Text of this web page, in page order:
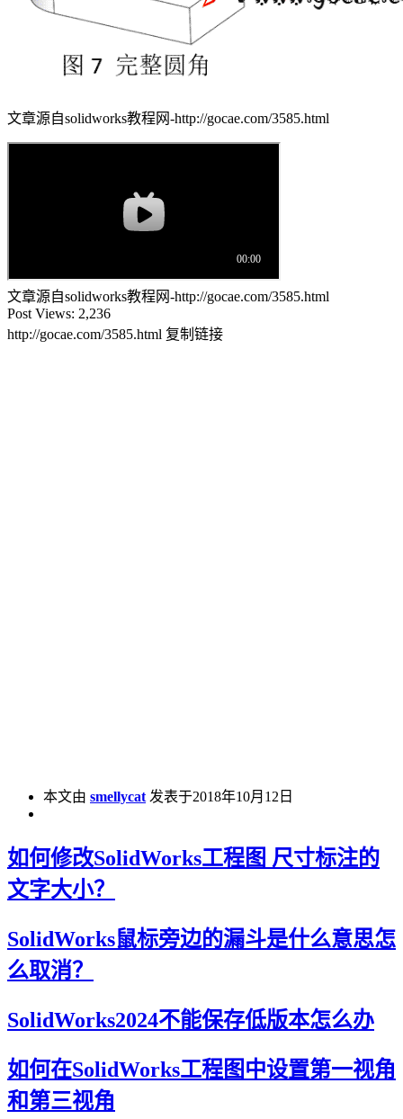
文章源自solidworks教程网-http://gocae.com/3585.html
文章源自solidworks教程网-http://gocae.com/3585.html
Post Views: 2,236
http://gocae.com/3585.html 复制链接
本文由 smellycat 发表于2018年10月12日
如何修改SolidWorks工程图 尺寸标注的
文字大小？
SolidWorks鼠标旁边的漏斗是什么意思怎
么取消？
SolidWorks2024不能保存低版本怎么办
如何在SolidWorks工程图中设置第一视角
和第三视角